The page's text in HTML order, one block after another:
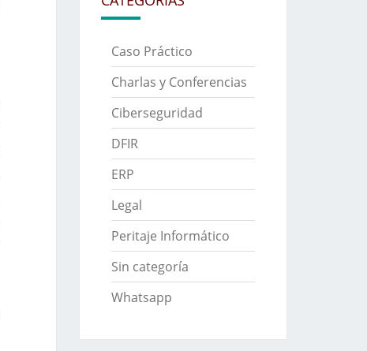
Caso Práctico
Charlas y Conferencias
Ciberseguridad
DFIR
ERP
Legal
Peritaje Informático
Sin categoría
Whatsapp